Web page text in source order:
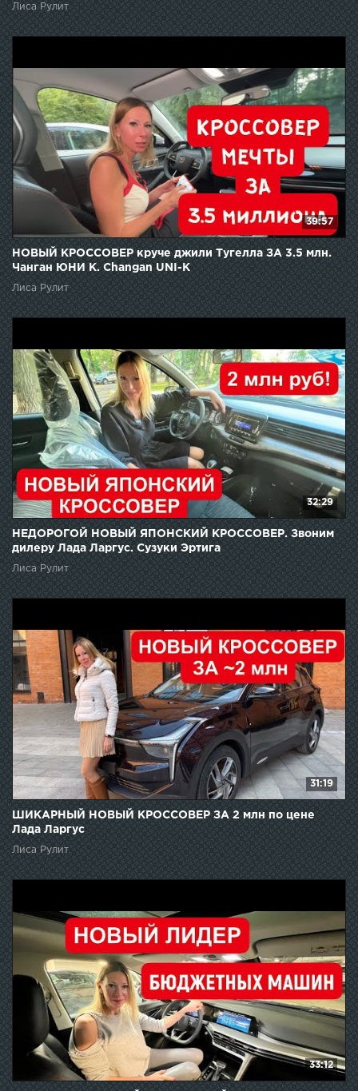
Лиса Рулит
39:57
НОВЫЙ КРОССОВЕР круче джили Тугелла ЗА 3.5 млн.
Чанган ЮНИ К. Changan UNI-K
Лиса Рулит
32:29
НЕДОРОГОЙ НОВЫЙ ЯПОНСКИЙ КРОССОВЕР. Звоним
дилеру Лада Ларгус. Сузуки Эртига
Лиса Рулит
31:19
ШИКАРНЫЙ НОВЫЙ КРОССОВЕР ЗА 2 млн по цене
Лада Ларгус
Лиса Рулит
33:12